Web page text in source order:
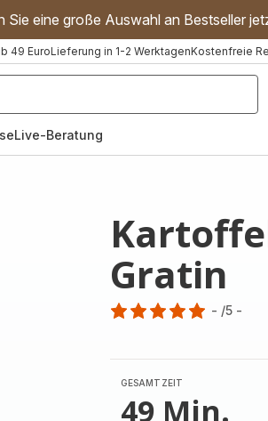
Sie eine große Auswahl an Bestseller
49 EuroLieferung in 1-2 WerktagenKostenfreie
Live-Beratung
Gratin
5
Sternen
(Durchschnitt)
- /5 -
GESAMTZEIT
49 Min.